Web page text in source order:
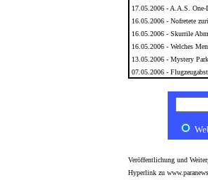
17.05.2006 - A.A.S. One-
16.05.2006 - Nofretete
16.05.2006 - Skurrile
16.05.2006 - Welches
13.05.2006 - Mystery
07.05.2006 -
Veröffentlichung und
Hyperlink zu